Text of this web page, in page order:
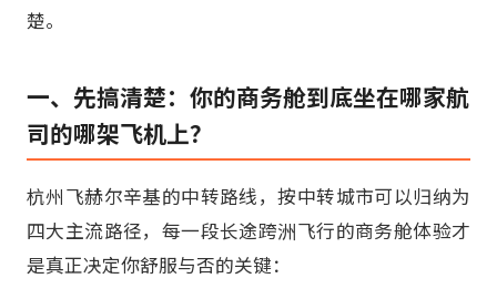
楚。
一、先搞清楚：你的商务舱到底坐在哪家航
司的哪架飞机上？
杭州飞赫尔辛基的中转路线，按中转城市可以归纳为
四大主流路径，每一段长途跨洲飞行的商务舱体验才
是真正决定你舒服与否的关键：